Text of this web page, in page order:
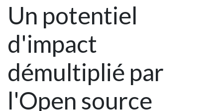
Un potentiel
d'impact
démultiplié par
l'Open source